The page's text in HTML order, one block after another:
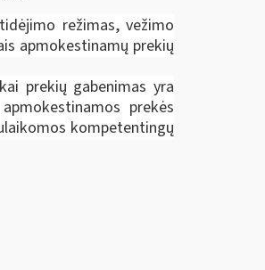
režimas, vežimo
apmokestinamų prekių
prekių gabenimas yra
prekės
kompetentingų